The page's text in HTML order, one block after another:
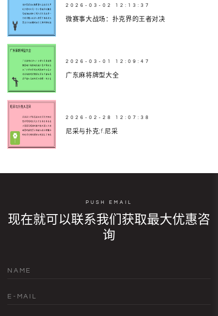
2026-03-02 12:13:37
微赛事大战场：扑克界的王者对决
2026-03-01 12:09:47
广东麻将牌型大全
2026-02-28 12:07:38
尼采与扑克;f.尼采
PUSH EMAIL
现在就可以联系我们获取最大优惠咨
询
NAME
E-MAIL